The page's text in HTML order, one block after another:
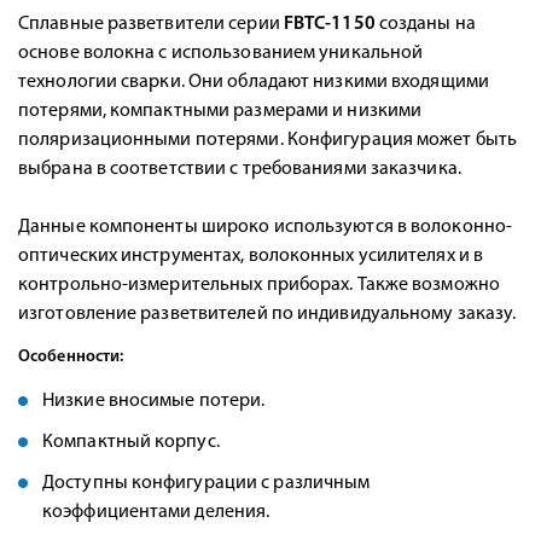
Сплавные разветвители серии FBTC-1150 созданы на
основе волокна с использованием уникальной
технологии сварки. Они обладают низкими входящими
потерями, компактными размерами и низкими
поляризационными потерями. Конфигурация может быть
выбрана в соответствии с требованиями заказчика.
Данные компоненты широко используются в волоконно-
оптических инструментах, волоконных усилителях и в
контрольно-измерительных приборах. Также возможно
изготовление разветвителей по индивидуальному заказу.
Особенности:
Низкие вносимые потери.
Компактный корпус.
Доступны конфигурации с различным
коэффициентами деления.